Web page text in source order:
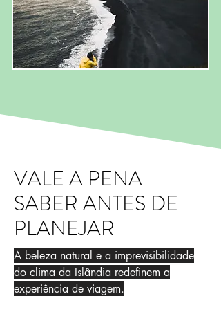
VALE A PENA
SABER ANTES DE
PLANEJAR
A beleza natural e a imprevisibilidade
do clima da Islândia redefinem a
experiência de viagem.